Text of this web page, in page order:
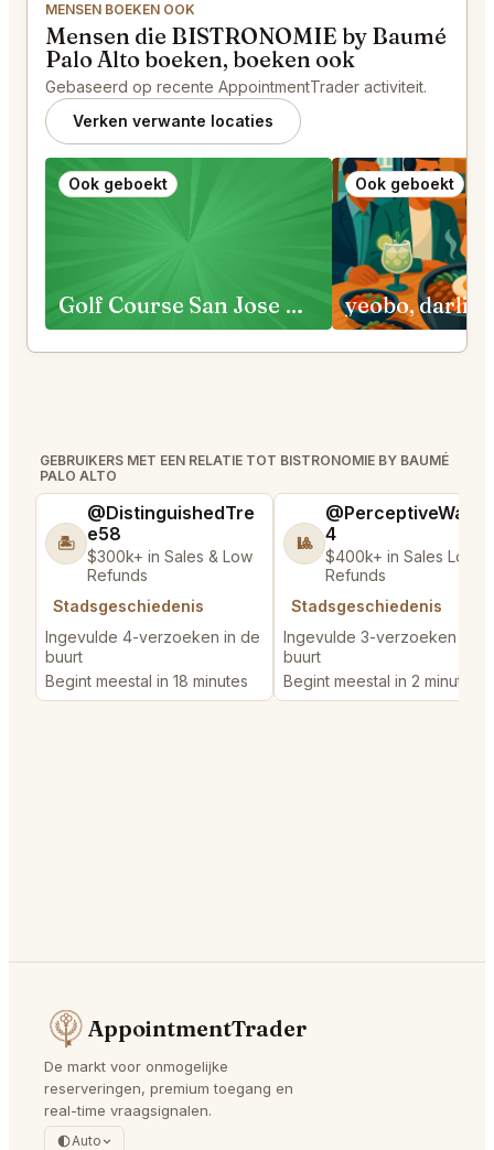
MENSEN BOEKEN OOK
Mensen die BISTRONOMIE by Baumé
Palo Alto boeken, boeken ook
Gebaseerd op recente AppointmentTrader activiteit.
Verken verwante locaties
Ook geboekt
Golf Course San Jose Requests
Ook geboekt
GEBRUIKERS MET EEN RELATIE TOT BISTRONOMIE BY BAUMÉ
PALO ALTO
🏝️
@DistinguishedTre
e58
$300k+ in Sales & Low
Refunds
Stadsgeschiedenis
Ingevulde 4-verzoeken in de
buurt
Begint meestal in 18 minutes
🎱
4
$400k+ in Sales Low
Refunds
Stadsgeschiedenis
Ingevulde 3-verzoeken in
buurt
Begint meestal in 2 minutes
AppointmentTrader
De markt voor onmogelijke
reserveringen, premium toegang en
real-time vraagsignalen.
Auto